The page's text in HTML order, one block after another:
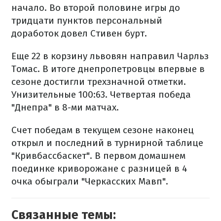
начало. Во второй половине игры до
тридцати пунктов персональный
доработок довел Стивен бурт.
Еще 22 в корзину львовян направил Чарльз
Томас. В итоге днепропетровцы впервые в
сезоне достигли трехзначной отметки.
Унизительные 100:63. Четвертая победа
"Днепра" в 8-ми матчах.
Счет победам в текущем сезоне наконец
открыл и последний в турнирной таблице
"Кривбассбаскет". В первом домашнем
поединке криворожане с разницей в 4
очка обыграли "Черкасских Мавп".
Связанные темы: